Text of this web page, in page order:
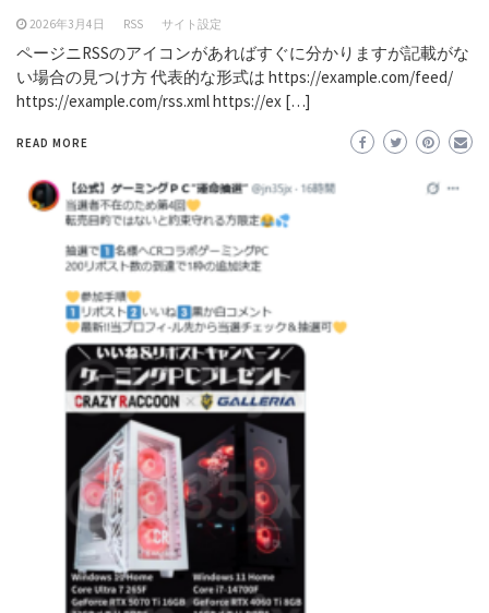
2026年3月4日 RSS サイト設定
ページニRSSのアイコンがあればすぐに分かりますが記載がな
い場合の見つけ方 代表的な形式は https://example.com/feed/
https://example.com/rss.xml https://ex […]
READ MORE